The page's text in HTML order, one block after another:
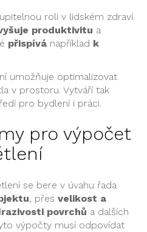
roli v lidském zdraví.
produktivitu a
přispívá například k
umožňuje optimalizovat
v prostoru. Vytváří tak
pro bydlení i práci.
pro výpočet
se bere v úvahu řada
, přes velikost a
povrchů a dalších
výpočty musí odpovídat